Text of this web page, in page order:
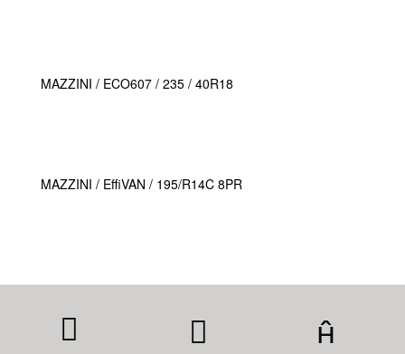
MAZZINI / ECO607 / 235 / 40R18
MAZZINI / EffiVAN / 195/R14C 8PR